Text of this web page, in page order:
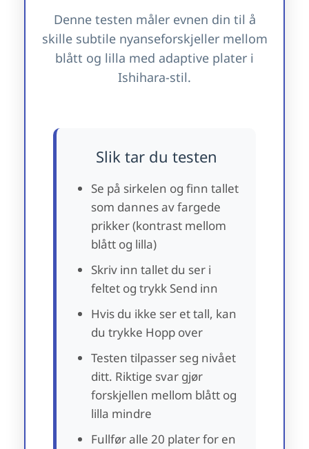
Denne testen måler evnen din til å
skille subtile nyanseforskjeller mellom
blått og lilla med adaptive plater i
Ishihara-stil.
Slik tar du testen
Se på sirkelen og finn tallet
som dannes av fargede
prikker (kontrast mellom
blått og lilla)
Skriv inn tallet du ser i
feltet og trykk Send inn
Hvis du ikke ser et tall, kan
du trykke Hopp over
Testen tilpasser seg nivået
ditt. Riktige svar gjør
forskjellen mellom blått og
lilla mindre
Fullfør alle 20 plater for en